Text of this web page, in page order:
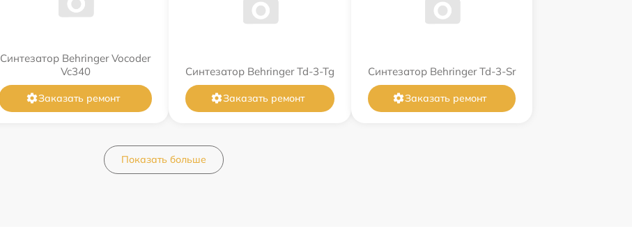
Синтезатор Behringer Vocoder
Vc340
Заказать ремонт
Синтезатор Behringer Td-3-Tg
Заказать ремонт
Синтезатор Behringer Td-3-Sr
Заказать ремонт
Показать больше